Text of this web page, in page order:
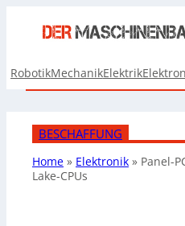
RobotikMechanikElektrik
BESCHAFFUNG
Home » Elektronik » Panel-
Lake-CPUs